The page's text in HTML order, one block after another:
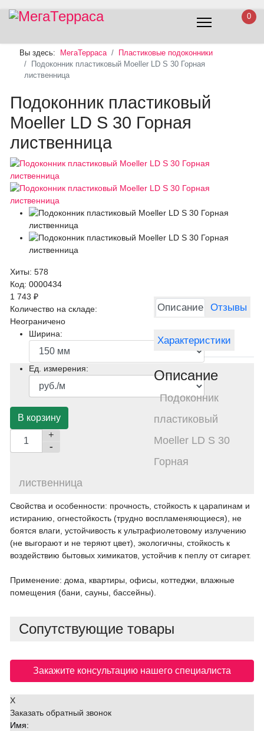
0
Вы здесь: МегаТерраса
Пластиковые подоконники
Подоконник пластиковый Moeller LD S 30 Горная
лиственница
Подоконник пластиковый
Moeller LD S 30 Горная
лиственница
Хиты: 578
Код: 0000434
1 743 ₽
Количество на складе:
Неограничено
Ширина:
Ед. измерения:
+
-
Описание Отзывы
Характеристики
Описание
Подоконник
пластиковый
Moeller LD S 30
Горная
лиственница
Свойства и особенности: прочность, стойкость к царапинам и
истиранию, огнестойкость (трудно воспламеняющиеся), не
боятся влаги, устойчивость к ультрафиолетовому излучению
(не выгорают и не теряют цвет), экологичны, cтойкость к
воздействию бытовых химикатов, устойчив к пеплу от сигарет.
Применение: дома, квартиры, офисы, коттеджи, влажные
помещения (бани, сауны, бассейны).
Сопутствующие товары
Закажите консультацию нашего специалиста
X
Заказать обратный звонок
Имя: